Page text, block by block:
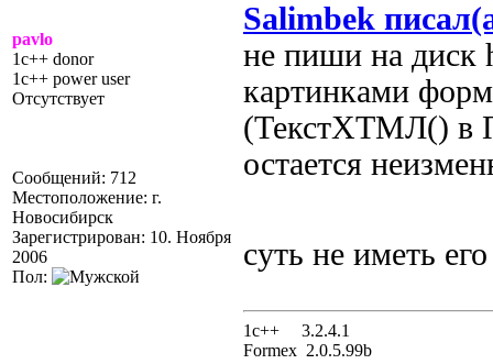
pavlo
1c++ donor
1c++ power user
Отсутствует
Сообщений: 712
Местоположение: г.
Новосибирск
Зарегистрирован: 10. Ноября
2006
Пол:
Salimbek
не пиши на диск
картинками
(ТекстХТМЛ() в
остается
суть не иметь
1с++ 3.2.4.1
Formex 2.0.5.99b